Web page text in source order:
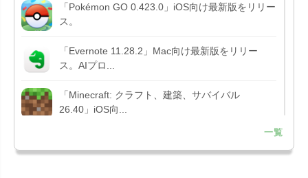
「Pokémon GO 0.423.0」iOS向け最新版をリリー
ス。
「Evernote 11.28.2」Mac向け最新版をリリー
ス。AIプロ...
「Minecraft: クラフト、建築、サバイバル
26.40」iOS向...
151.0.7922....
一覧